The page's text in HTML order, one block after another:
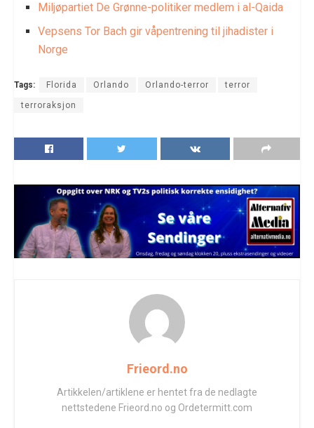
Miljøpartiet De Grønne-politiker medlem i al-Qaida
Vepsens Tor Bach gir våpentrening til jihadister i
Norge
Tags: Florida Orlando Orlando-terror terror
terroraksjon
Frieord.no
Artikkelen/artiklene er hentet fra de nedlagte
nettstedene Frieord.no og Ordetermitt.com